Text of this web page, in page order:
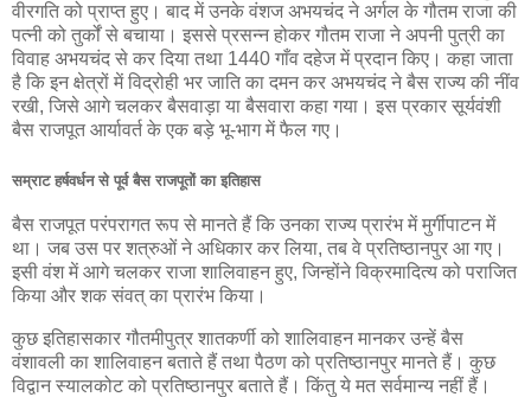
वीरगति को प्राप्त हुए। बाद में उनके वंशज अभयचंद ने अर्गल के गौतम राजा की
पत्नी को तुर्कों से बचाया। इससे प्रसन्न होकर गौतम राजा ने अपनी पुत्री का
विवाह अभयचंद से कर दिया तथा 1440 गाँव दहेज में प्रदान किए। कहा जाता
है कि इन क्षेत्रों में विद्रोही भर जाति का दमन कर अभयचंद ने बैस राज्य की नींव
रखी, जिसे आगे चलकर बैसवाड़ा या बैसवारा कहा गया। इस प्रकार सूर्यवंशी
बैस राजपूत आर्यावर्त के एक बड़े भू-भाग में फैल गए।
सम्राट हर्षवर्धन से पूर्व बैस राजपूतों का इतिहास
बैस राजपूत परंपरागत रूप से मानते हैं कि उनका राज्य प्रारंभ में मुर्गीपाटन में
था। जब उस पर शत्रुओं ने अधिकार कर लिया, तब वे प्रतिष्ठानपुर आ गए।
इसी वंश में आगे चलकर राजा शालिवाहन हुए, जिन्होंने विक्रमादित्य को पराजित
किया और शक संवत् का प्रारंभ किया।
कुछ इतिहासकार गौतमीपुत्र शातकर्णी को शालिवाहन मानकर उन्हें बैस
वंशावली का शालिवाहन बताते हैं तथा पैठण को प्रतिष्ठानपुर मानते हैं। कुछ
विद्वान स्यालकोट को प्रतिष्ठानपुर बताते हैं। किंतु ये मत सर्वमान्य नहीं हैं।